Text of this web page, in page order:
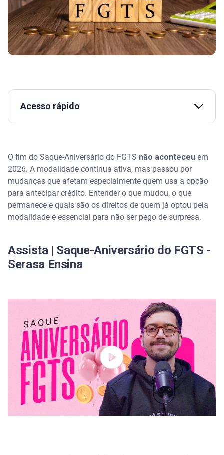
Acesso rápido
O saque-aniversário do FGTS acabou em 2026?
Seu dinheiro está seguro
Quais são as novas regras para quem deseja sacar
Como fica a situação de quem já contratou a
antecipação do saque-aniversário
Entenda o novo crédito consignado do FGTS que
substitui o saque-aniversário
Quem foi demitido pode sacar o saldo total com as
novas regras?
Quem foi demitido pode sacar o saldo total com as
novas regras?
Para demissões ocorridas a partir de janeiro de
O fim do Saque-Aniversário do FGTS não aconteceu em
2026. A modalidade continua ativa, mas passou por
mudanças que afetam especialmente quem usa a opção
para antecipar crédito. Entender o que mudou, o que
permanece e quais são os direitos de quem já optou pela
modalidade é essencial para não ser pego de surpresa.
Assista | Saque-Aniversário do FGTS -
Serasa Ensina